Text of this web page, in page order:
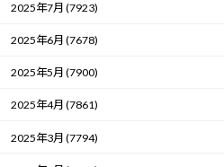
2025年7月 (7923)
2025年6月 (7678)
2025年5月 (7900)
2025年4月 (7861)
2025年3月 (7794)